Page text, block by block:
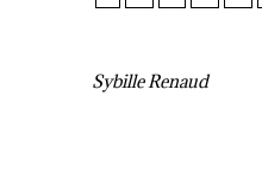
Sybille Renaud